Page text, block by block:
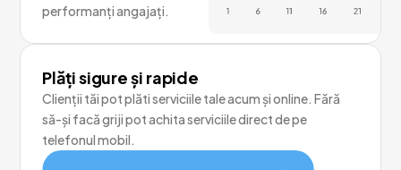
performanți angajați.
Plăți sigure și rapide
Clienții tăi pot plăti serviciile tale acum și online. Fără
să-și facă griji pot achita serviciile direct de pe
telefonul mobil.